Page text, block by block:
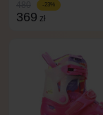
-23%
369 zł